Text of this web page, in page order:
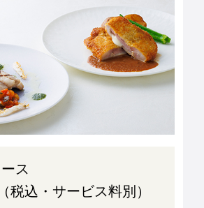
ス
税込・サービス料別）